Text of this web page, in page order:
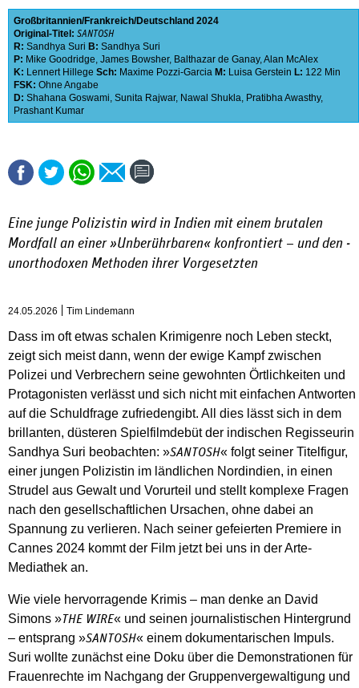
Großbritannien Frankreich Deutschland 2024
Original-Titel: SANTOSH
R: Sandhya Suri B: Sandhya Suri
P: Mike Goodridge, James Bowsher, Balthazar de Ganay,Alan McAlex
K: Lennert Hillege Sch: Maxime Pozzi-Garcia M: Luisa Gerstein L: 122 Min
FSK: Ohne Angabe
D: Shahana Goswami, Sunita Rajwar, Nawal Shukla, Pratibha Awasthy,
Prashant Kumar
Eine junge ­Polizistin wird in Indien mit ­einem brutalen
Mordfall an ­einer ­»Unberührbaren« ­konfrontiert – und den ­
unorthodoxen Methoden ihrer Vorgesetzten
24.05.2026 Tim Lindemann
Dass im oft etwas schalen Krimigenre noch Leben steckt,
zeigt sich meist dann, wenn der ewige Kampf zwischen
Polizei und Verbrechern seine gewohnten Örtlichkeiten und
Protagonisten verlässt und sich nicht mit einfachen Antworten
auf die Schuldfrage zufriedengibt. All dies lässt sich in dem
brillanten, düsteren Spielfilmdebüt der indischen Regisseurin
Sandhya Suri beobachten: »SANTOSH« folgt seiner Titelfigur,
einer jungen Polizistin im ländlichen Nordindien, in einen
Strudel aus Gewalt und Vorurteil und stellt komplexe Fragen
nach den gesellschaftlichen Ursachen, ohne dabei an
Spannung zu verlieren. Nach seiner gefeierten Premiere in
Cannes 2024 kommt der Film jetzt bei uns in der Arte-
Mediathek an.
Wie viele hervorragende Krimis – man denke an David
Simons »THE WIRE« und seinen journalistischen Hintergrund
– entsprang »SANTOSH« einem dokumentarischen Impuls.
Suri wollte zunächst eine Doku über die Demonstrationen für
Frauenrechte im Nachgang der Gruppenvergewaltigung und